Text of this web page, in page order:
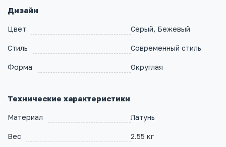
Дизайн
Цвет Серый, Бежевый
Стиль Современный стиль
Форма Округлая
Технические характеристики
Материал Латунь
Вес 2.55 кг